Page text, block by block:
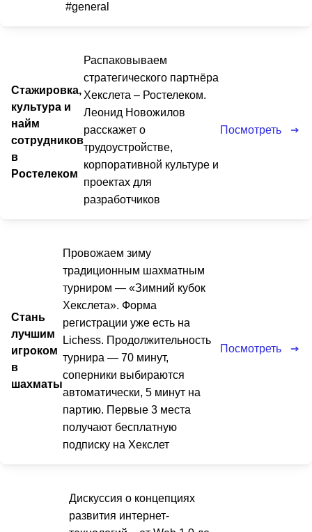
#general
Стажировка,
культура и
найм
сотрудников
в
Ростелеком
Распаковываем
стратегического партнёра
Хекслета – Ростелеком.
Леонид Новожилов
расскажет о
трудоустройстве,
корпоративной культуре и
проектах для
разработчиков
Посмотреть
Стань
лучшим
игроком
в
шахматы
Провожаем зиму
традиционным шахматным
турниром — «Зимний кубок
Хекслета». Форма
регистрации уже есть на
Lichess. Продолжительность
турнира — 70 минут,
соперники выбираются
автоматически, 5 минут на
партию. Первые 3 места
получают бесплатную
подписку на Хекслет
Посмотреть
Дискуссия о концепциях
развития интернет-